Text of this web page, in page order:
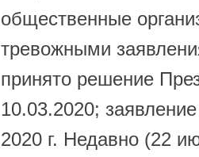
общественные
тревожными
принято решение
10.03.2020;
2020 г. Недавно (22